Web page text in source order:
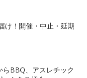
け！開催・中止・延期
BBQ、アスレチック